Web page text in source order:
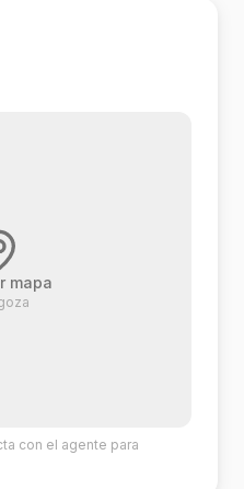
mapa
con el agente para